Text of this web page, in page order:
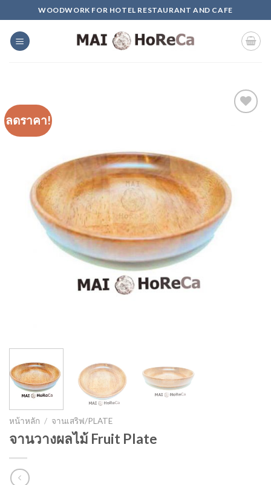
to
content
WOODWORK FOR HOTEL RESTAURANT AND CAFE
ลดราคา!
หน้าหลัก / จานเสริฟ/PLATE
จานวางผลไม้ Fruit Plate